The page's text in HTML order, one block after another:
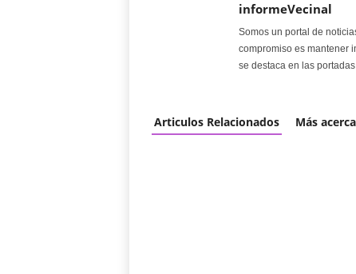
informeVecinal
Somos un portal de
compromiso es mantener
se destaca en las
Articulos Relacionados Más